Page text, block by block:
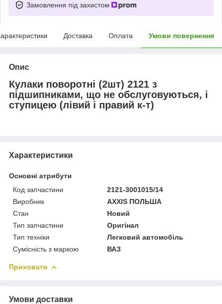
Замовлення під захистом
Доставка Оплата Умови повернення
Опис
Кулаки поворотні (2шт) 2121 з
підшипниками, що не обслуговуються, і
ступицею (лівий і правий к-т)
Характеристики
Основні атрибути
Код запчастини
2121-3001015/14
Виробник
AXXIS ПОЛЬША
Стан
Новий
Тип запчастини
Оригінал
Тип техніки
Легковий автомобіль
Сумісність з маркою
ВАЗ
Приховати
Умови доставки